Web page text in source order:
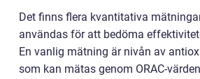
Det finns flera kvantitativa
användas för att bedöma
En vanlig mätning är nivån av
som kan mätas genom ORAC-